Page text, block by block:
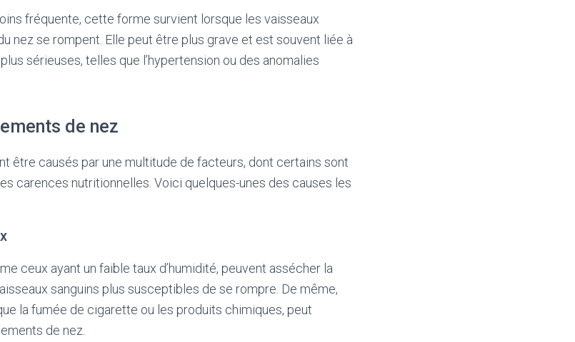
fréquente, cette forme survient lorsque les vaisseaux
nez se rompent. Elle peut être plus grave et est souvent liée à
sérieuses, telles que l’hypertension ou des anomalies
de nez
être causés par une multitude de facteurs, dont certains sont
carences nutritionnelles. Voici quelques-unes des causes les
ceux ayant un faible taux d’humidité, peuvent assécher la
sanguins plus susceptibles de se rompre. De même,
la fumée de cigarette ou les produits chimiques, peut
de nez.